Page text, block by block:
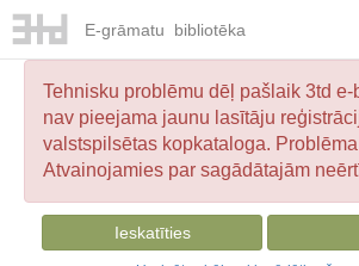
E-grāmatu bibliotēka
Tehnisku problēmu dēļ pašlaik 3td e-
nav pieejama jaunu lasītāju
valstspilsētas kopkataloga.
Atvainojamies par sagādātajām
Ieskatīties